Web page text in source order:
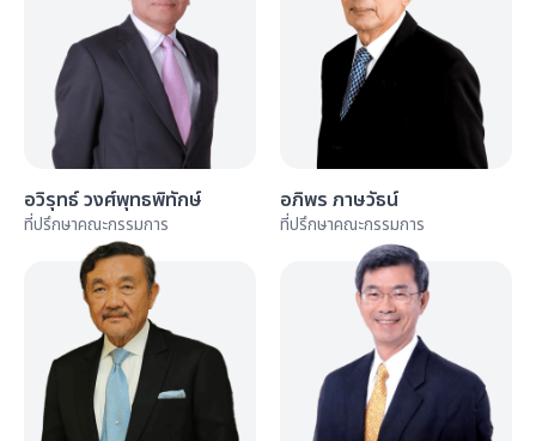
อวิรุทธ์ วงศ์พุทธพิทักษ์
ที่ปรึกษาคณะกรรมการ
อภิพร ภาษวัธน์
ที่ปรึกษาคณะกรรมการ